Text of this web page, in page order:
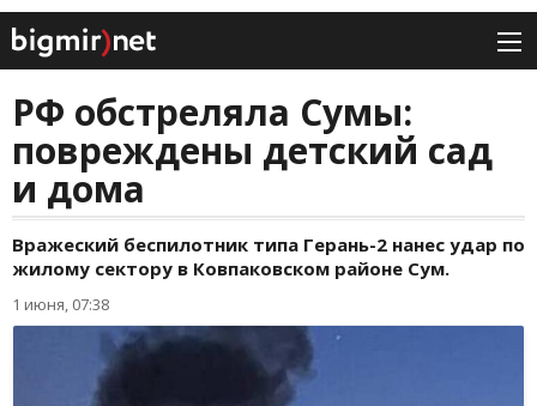
РФ обстреляла Сумы:
повреждены детский сад
и дома
Вражеский беспилотник типа Герань-2 нанес удар по
жилому сектору в Ковпаковском районе Сум.
1 июня, 07:38